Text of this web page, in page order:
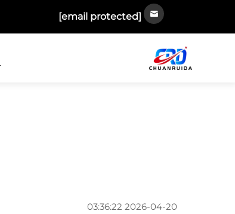
[email protected]
2026-04-20 03:36:22